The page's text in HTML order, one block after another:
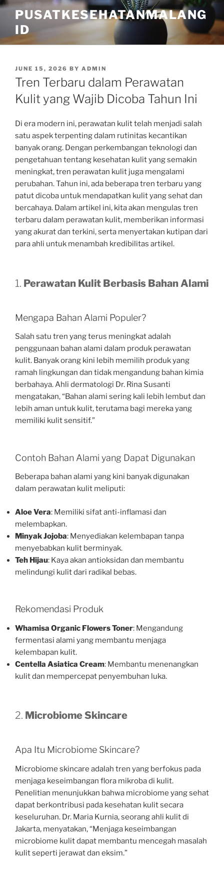
Skip
content
PUSATKESEHATANMALANG
ID
POSTED
ON
JUNE 15, 2026 BY ADMIN
Tren Terbaru dalam Perawatan
Kulit yang Wajib Dicoba Tahun Ini
Di era modern ini, perawatan kulit telah menjadi salah
satu aspek terpenting dalam rutinitas kecantikan
banyak orang. Dengan perkembangan teknologi dan
pengetahuan tentang kesehatan kulit yang semakin
meningkat, tren perawatan kulit juga mengalami
perubahan. Tahun ini, ada beberapa tren terbaru yang
patut dicoba untuk mendapatkan kulit yang sehat dan
bercahaya. Dalam artikel ini, kita akan mengulas tren
terbaru dalam perawatan kulit, memberikan informasi
yang akurat dan terkini, serta menyertakan kutipan dari
para ahli untuk menambah kredibilitas artikel.
1. Perawatan Kulit Berbasis Bahan Alami
Mengapa Bahan Alami Populer?
Salah satu tren yang terus meningkat adalah
penggunaan bahan alami dalam produk perawatan
kulit. Banyak orang kini lebih memilih produk yang
ramah lingkungan dan tidak mengandung bahan kimia
berbahaya. Ahli dermatologi Dr. Rina Susanti
mengatakan, “Bahan alami sering kali lebih lembut dan
lebih aman untuk kulit, terutama bagi mereka yang
memiliki kulit sensitif.”
Contoh Bahan Alami yang Dapat Digunakan
Beberapa bahan alami yang kini banyak digunakan
dalam perawatan kulit meliputi:
Aloe Vera: Memiliki sifat anti-inflamasi dan
melembapkan.
Minyak Jojoba: Menyediakan kelembapan tanpa
menyebabkan kulit berminyak.
Teh Hijau: Kaya akan antioksidan dan membantu
melindungi kulit dari radikal bebas.
Rekomendasi Produk
Whamisa Organic Flowers Toner: Mengandung
fermentasi alami yang membantu menjaga
kelembapan kulit.
Centella Asiatica Cream: Membantu menenangkan
kulit dan mempercepat penyembuhan luka.
2. Microbiome Skincare
Apa Itu Microbiome Skincare?
Microbiome skincare adalah tren yang berfokus pada
menjaga keseimbangan flora mikroba di kulit.
Penelitian menunjukkan bahwa microbiome yang sehat
dapat berkontribusi pada kesehatan kulit secara
keseluruhan. Dr. Maria Kurnia, seorang ahli kulit di
Jakarta, menyatakan, “Menjaga keseimbangan
microbiome kulit dapat membantu mencegah masalah
kulit seperti jerawat dan eksim.”